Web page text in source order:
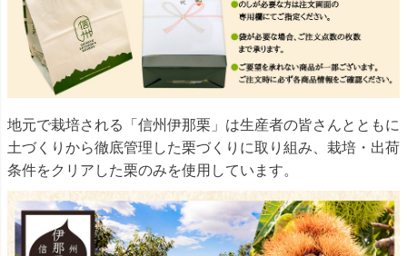
地元で栽培される「信州伊那栗」は生産者の皆さんとともに
土づくりから徹底管理した栗づくりに取り組み、栽培・出荷
条件をクリアした栗のみを使用しています。